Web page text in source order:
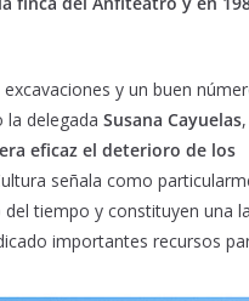
y un buen
la delegada Susana Cayuelas
eficaz el deterioro de los
señala como
tiempo y constituyen una
importantes recursos